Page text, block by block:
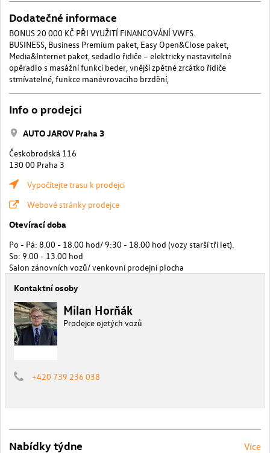
Dodatečné informace
BONUS 20 000 KČ PŘI VYUŽITÍ FINANCOVÁNÍ VWFS.
BUSINESS, Business Premium paket, Easy Open&Close paket,
Media&Internet paket, sedadlo řidiče – elektricky nastavitelné
opěradlo s masážní funkcí beder, vnější zpětné zrcátko řidiče
stmívatelné, funkce manévrovacího brzdění,
Info o prodejci
AUTO JAROV Praha 3
Českobrodská 116
130 00 Praha 3
Vypočítejte trasu k prodejci
Webové stránky prodejce
Otevírací doba
Po - Pá: 8.00 - 18.00 hod/ 9:30 - 18.00 hod (vozy starší tří let).
So: 9.00 - 13.00 hod
Salon zánovních vozů/ venkovní prodejní plocha
Kontaktní osoby
Milan Horňák
Prodejce ojetých vozů
+420 739 236 038
Nabídky týdne Více